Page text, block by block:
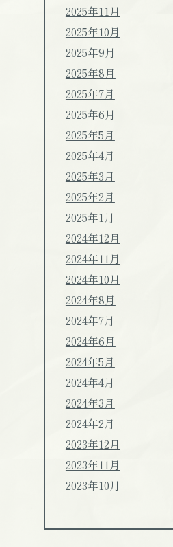
2025年11月
2025年10月
2025年9月
2025年8月
2025年7月
2025年6月
2025年5月
2025年4月
2025年3月
2025年2月
2025年1月
2024年12月
2024年11月
2024年10月
2024年8月
2024年7月
2024年6月
2024年5月
2024年4月
2024年3月
2024年2月
2023年12月
2023年11月
2023年10月